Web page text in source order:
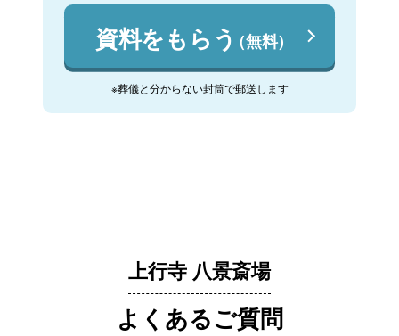
資料をもらう（無料）
※葬儀と分からない封筒で郵送します
上行寺 八景斎場
よくあるご質問